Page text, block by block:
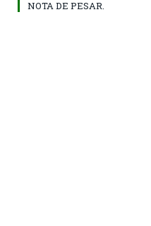
NOTA DE PESAR.